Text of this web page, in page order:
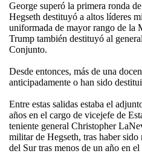
George superó la primera ronda
Hegseth destituyó a altos líderes
uniformada de mayor rango de la
Trump también destituyó al
Conjunto.
Desde entonces, más de una
anticipadamente o han sido
Entre estas salidas estaba el
años en el cargo de vicejefe de
teniente general Christopher
militar de Hegseth, tras haber
del Sur tras menos de un año en el